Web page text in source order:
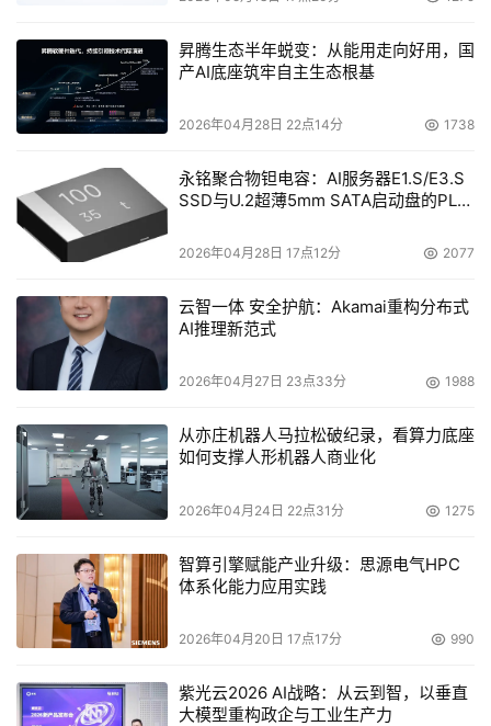
昇腾生态半年蜕变：从能用走向好用，国
产AI底座筑牢自主生态根基
2026年04月28日 22点14分 1738
永铭聚合物钽电容：AI服务器E1.S/E3.S
SSD与U.2超薄5mm SATA启动盘的PLP
2026年04月28日 17点12分 2077
云智一体 安全护航：Akamai重构分布式
AI推理新范式
2026年04月27日 23点33分 1988
从亦庄机器人马拉松破纪录，看算力底座
如何支撑人形机器人商业化
2026年04月24日 22点31分 1275
智算引擎赋能产业升级：思源电气HPC
体系化能力应用实践
2026年04月20日 17点17分 990
紫光云2026 AI战略：从云到智，以垂直
大模型重构政企与工业生产力